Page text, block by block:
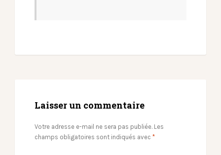
Laisser un commentaire
Votre adresse e-mail ne sera pas publiée. Les
champs obligatoires sont indiqués avec *